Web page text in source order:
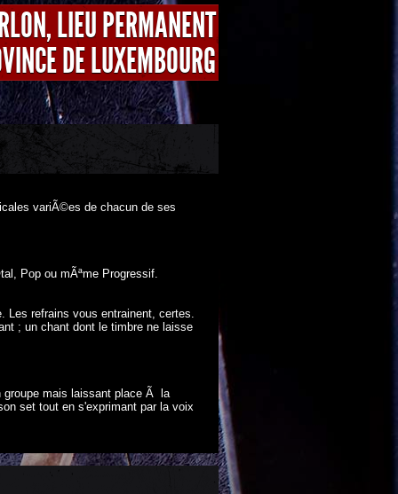
LIEU PERMANENT
DE LUXEMBOURG
variÃ©es de chacun de ses
Pop ou mÃªme Progressif.
Les refrains vous entrainent, certes.
; un chant dont le timbre ne laisse
mais laissant place Ã la
set tout en s'exprimant par la voix